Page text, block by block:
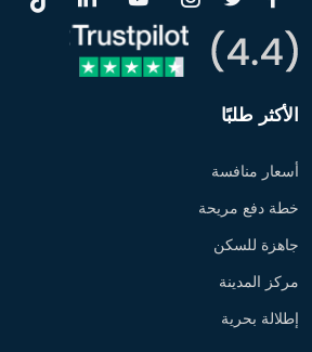
الأكثر طلبًا
أسعار منافسة
خطة دفع مريحة
جاهزة للسكن
مركز المدينة
إطلالة بحرية